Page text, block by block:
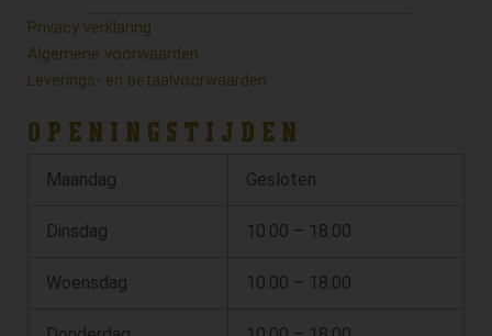
Privacy verklaring
Algemene voorwaarden
Leverings- en betaalvoorwaarden
OPENINGSTIJDEN
Maandag Gesloten
Dinsdag 10:00 – 18:00
Woensdag 10:00 – 18:00